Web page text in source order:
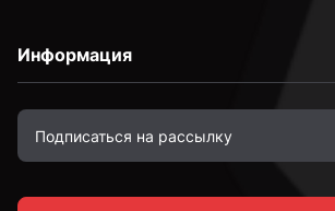
Информация